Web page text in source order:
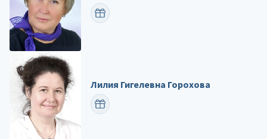
ПОЗДРАВИТЬ
Лилия Гигелевна Горохова
ПОЗДРАВИТЬ